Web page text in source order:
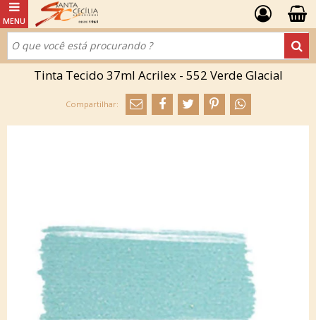
Tinta Tecido 37ml Acrilex - 552 Verde Glacial